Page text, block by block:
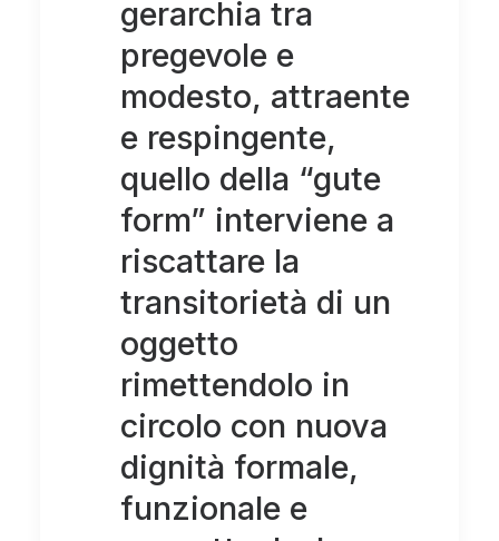
gerarchia tra
pregevole e
modesto, attraente
e respingente,
quello della “gute
form” interviene a
riscattare la
transitorietà di un
oggetto
rimettendolo in
circolo con nuova
dignità formale,
funzionale e